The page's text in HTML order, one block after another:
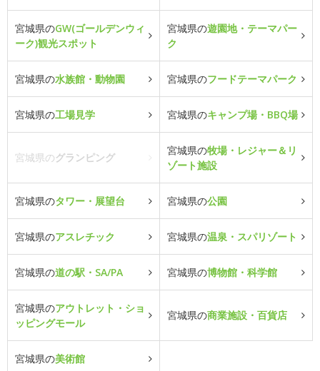
宮城県のGW(ゴールデンウィ
ーク)観光スポット
宮城県の遊園地・テーマパー
ク
宮城県の水族館・動物園 宮城県のフードテーマパーク
宮城県の工場見学 宮城県のキャンプ場・BBQ場
宮城県のグランピング
宮城県の牧場・レジャー＆リ
ゾート施設
宮城県のタワー・展望台 宮城県の公園
宮城県のアスレチック 宮城県の温泉・スパリゾート
宮城県の道の駅・SA/PA 宮城県の博物館・科学館
宮城県のアウトレット・ショ
ッピングモール
宮城県の商業施設・百貨店
宮城県の美術館